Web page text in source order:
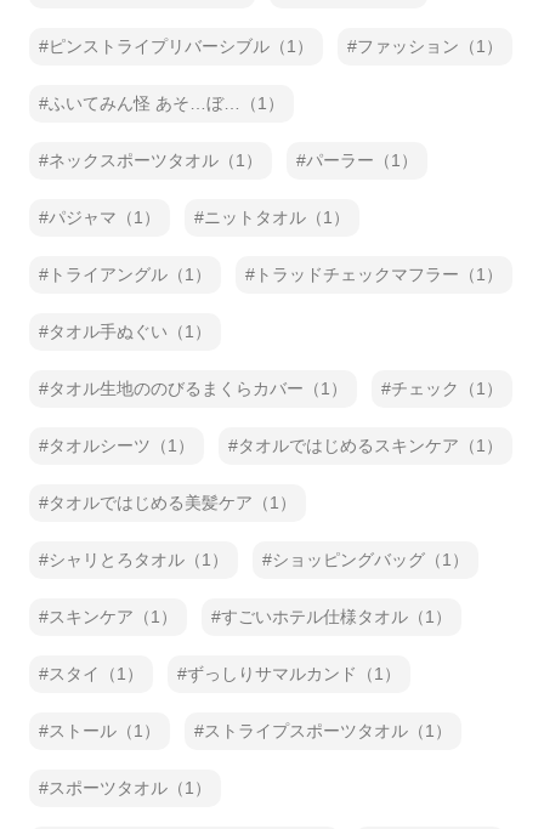
ピンストライプリバーシブル（1） ファッション（1）
ふいてみん怪 あそ…ぼ…（1）
ネックスポーツタオル（1） パーラー（1）
パジャマ（1） ニットタオル（1）
トライアングル（1） トラッドチェックマフラー（1）
タオル手ぬぐい（1）
タオル生地ののびるまくらカバー（1） チェック（1）
タオルシーツ（1） タオルではじめるスキンケア（1）
タオルではじめる美髪ケア（1）
シャリとろタオル（1） ショッピングバッグ（1）
スキンケア（1） すごいホテル仕様タオル（1）
スタイ（1） ずっしりサマルカンド（1）
ストール（1） ストライプスポーツタオル（1）
スポーツタオル（1）